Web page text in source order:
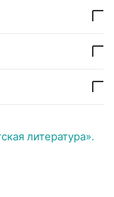
литература».